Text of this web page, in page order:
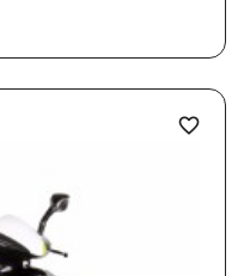
favorite_border